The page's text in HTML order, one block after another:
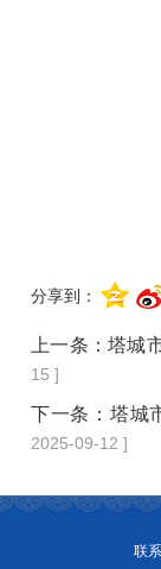
分享到：
上一条：塔城
15 ]
下一条： 塔城
2025-09-12 ]
联